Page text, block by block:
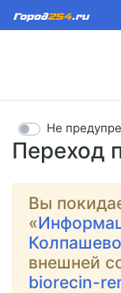
Переход
Не
Вы
«
внешней
biorecin-